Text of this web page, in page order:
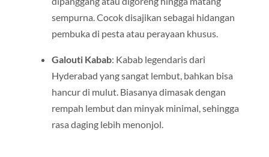
sempurna. Cocok disajikan sebagai hidangan
pembuka di pesta atau perayaan khusus.
Galouti Kabab: Kabab legendaris dari
Hyderabad yang sangat lembut, bahkan bisa
hancur di mulut. Biasanya dimasak dengan
rempah lembut dan minyak minimal, sehingga
rasa daging lebih menonjol.